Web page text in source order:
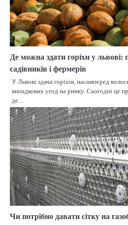
Де можна здати горіхи у львові:
садівників і фермерів
У Львові здача горіхів, насамперед
випадкових угод на ринку. Сьогодні це
де…
Чи потрібно давати сітку на